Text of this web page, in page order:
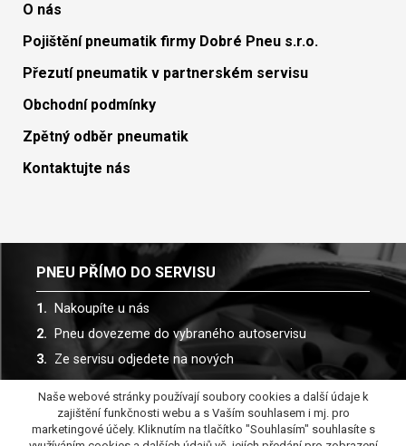
O nás
Pojištění pneumatik firmy Dobré Pneu s.r.o.
Přezutí pneumatik v partnerském servisu
Obchodní podmínky
Zpětný odběr pneumatik
Kontaktujte nás
PNEU PŘÍMO DO SERVISU
Nakoupíte u nás
Pneu dovezeme do vybraného autoservisu
Ze servisu odjedete na nových
Spolupracujeme s více než 30 autoservisy
Naše webové stránky používají soubory cookies a další údaje k
zajištění funkčnosti webu a s Vaším souhlasem i mj. pro
marketingové účely. Kliknutím na tlačítko "Souhlasím" souhlasíte s